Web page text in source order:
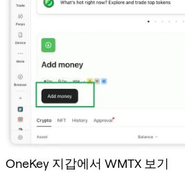
OneKey 지갑에서 WMTX 보기